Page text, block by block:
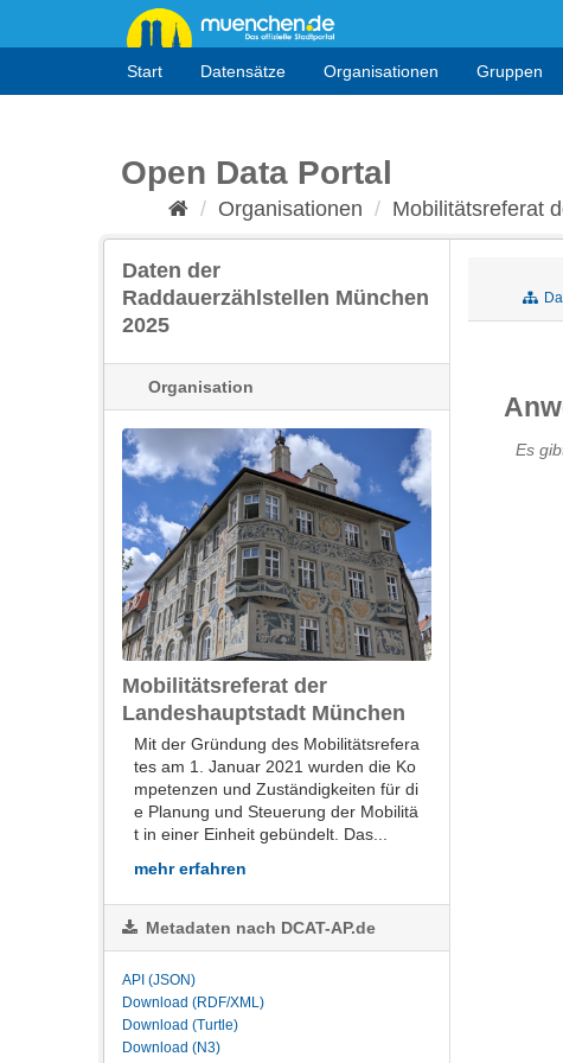
Start Datensätze Organisationen Gruppen
Open Data Portal
Organisationen Mobilitätsreferat
Daten der
Raddauerzählstellen München
2025
Organisation
Mobilitätsreferat der
Landeshauptstadt München
Mit der Gründung des Mobilitätsrefera
tes am 1. Januar 2021 wurden die Ko
mpetenzen und Zuständigkeiten für di
e Planung und Steuerung der Mobilitä
t in einer Einheit gebündelt. Das...
mehr erfahren
Metadaten nach DCAT-AP.de
API (JSON)
Download (RDF/XML)
Download (Turtle)
Download (N3)
Es